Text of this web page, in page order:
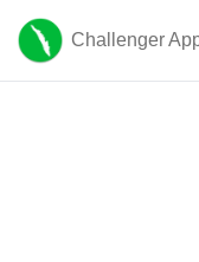
Challenger